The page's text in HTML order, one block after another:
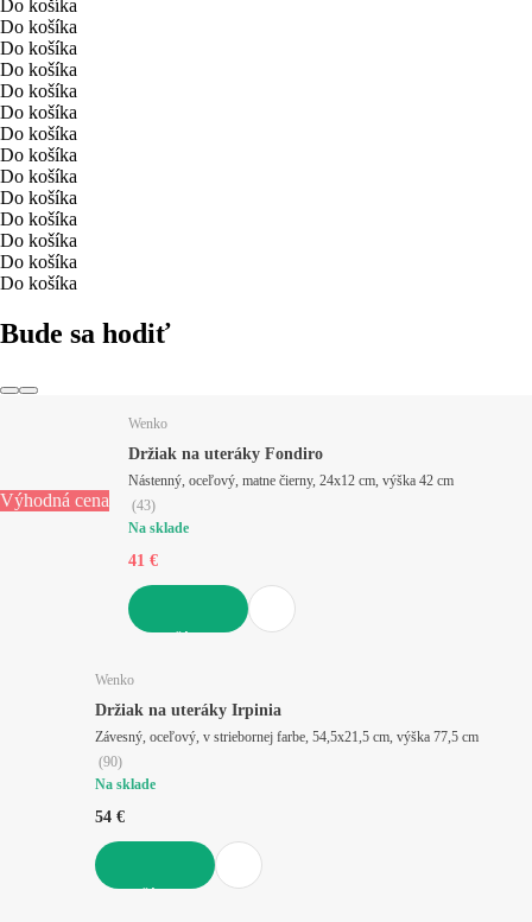
Do košíka
Do košíka
Do košíka
Do košíka
Do košíka
Do košíka
Do košíka
Do košíka
Do košíka
Do košíka
Do košíka
Do košíka
Do košíka
Do košíka
Bude sa hodiť
Výhodná cena
Wenko
Držiak na uteráky Fondiro
Nástenný, oceľový, matne čierny, 24x12 cm, výška 42 cm
(43)
Na sklade
41 €
Wenko
Držiak na uteráky Irpinia
Závesný, oceľový, v striebornej farbe, 54,5x21,5 cm, výška 77,5 cm
(90)
Na sklade
54 €